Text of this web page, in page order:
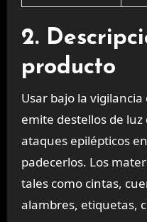
2.
producto
Usar bajo la
emite destellos de
ataques epilépticos
padecerlos. Los
tales como cintas,
alambres, etiquetas,